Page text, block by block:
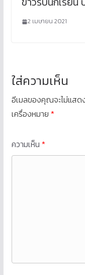
2 เมษายน 2021
ใส่ความเห็น
อีเมลของคุณจะไม่แสด
เครื่องหมาย *
ความเห็น *